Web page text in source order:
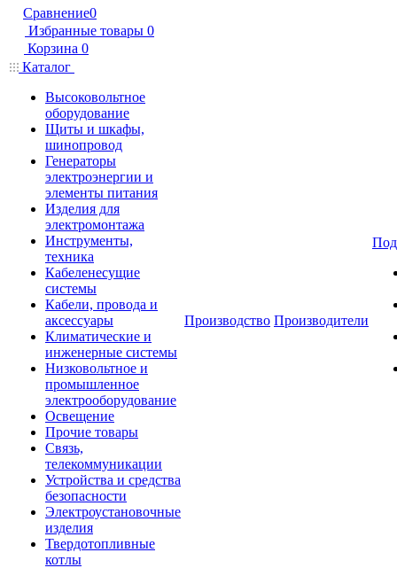
Сравнение0
Избранные товары 0
Корзина 0
Каталог
Высоковольтное
оборудование
Щиты и шкафы,
шинопровод
Генераторы
электроэнергии и
элементы питания
Изделия для
электромонтажа
Инструменты,
техника
Кабеленесущие
системы
Кабели, провода и
аксессуары
Климатические и
инженерные системы
Низковольтное и
промышленное
электрооборудование
Освещение
Прочие товары
Связь,
телекоммуникации
Устройства и средства
безопасности
Электроустановочные
изделия
Твердотопливные
котлы
Производство Производители